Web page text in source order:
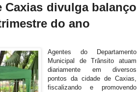
Caxias divulga balanço
do ano
Agentes do Departamento
Municipal de Trânsito atuam
diariamente em diversos
pontos da cidade de Caxias,
fiscalizando e promovendo